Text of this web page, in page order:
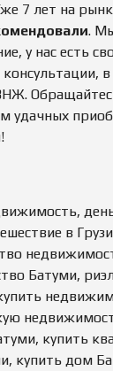
7 лет на
.
у нас есть
удачных
в
Батуми,
купить
купить дом